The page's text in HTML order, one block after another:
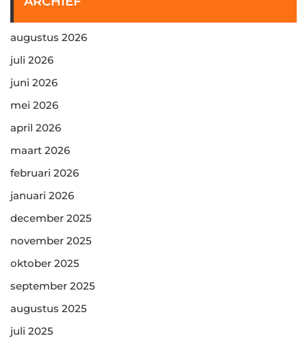
augustus 2026
juli 2026
juni 2026
mei 2026
april 2026
maart 2026
februari 2026
januari 2026
december 2025
november 2025
oktober 2025
september 2025
augustus 2025
juli 2025